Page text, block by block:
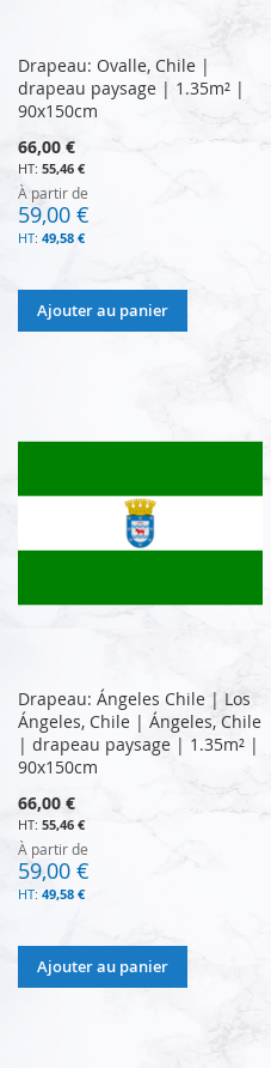
Drapeau: Ovalle, Chile |
drapeau paysage | 1.35m² |
90x150cm
66,00 €
55,46 €
À partir de
59,00 €
49,58 €
Ajouter au panier
Drapeau: Ángeles Chile | Los
Ángeles, Chile | Ángeles, Chile
| drapeau paysage | 1.35m² |
90x150cm
66,00 €
55,46 €
À partir de
59,00 €
49,58 €
Ajouter au panier